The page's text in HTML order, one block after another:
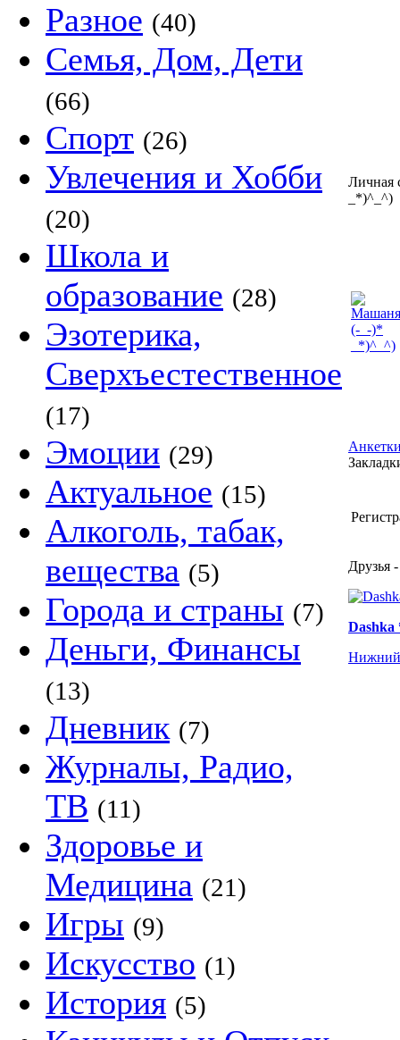
Разное (40)
Семья, Дом, Дети
(66)
Спорт (26)
Увлечения и Хобби
(20)
Школа и
образование (28)
Эзотерика,
Сверхъестественное
(17)
Эмоции (29)
Актуальное (15)
Алкоголь, табак,
вещества (5)
Города и страны (7)
Деньги, Финансы
(13)
Дневник (7)
Журналы, Радио,
ТВ (11)
Здоровье и
Медицина (21)
Игры (9)
Искусство (1)
История (5)
Личная
_*)^_^)
Друзья
Dashka
Нижний